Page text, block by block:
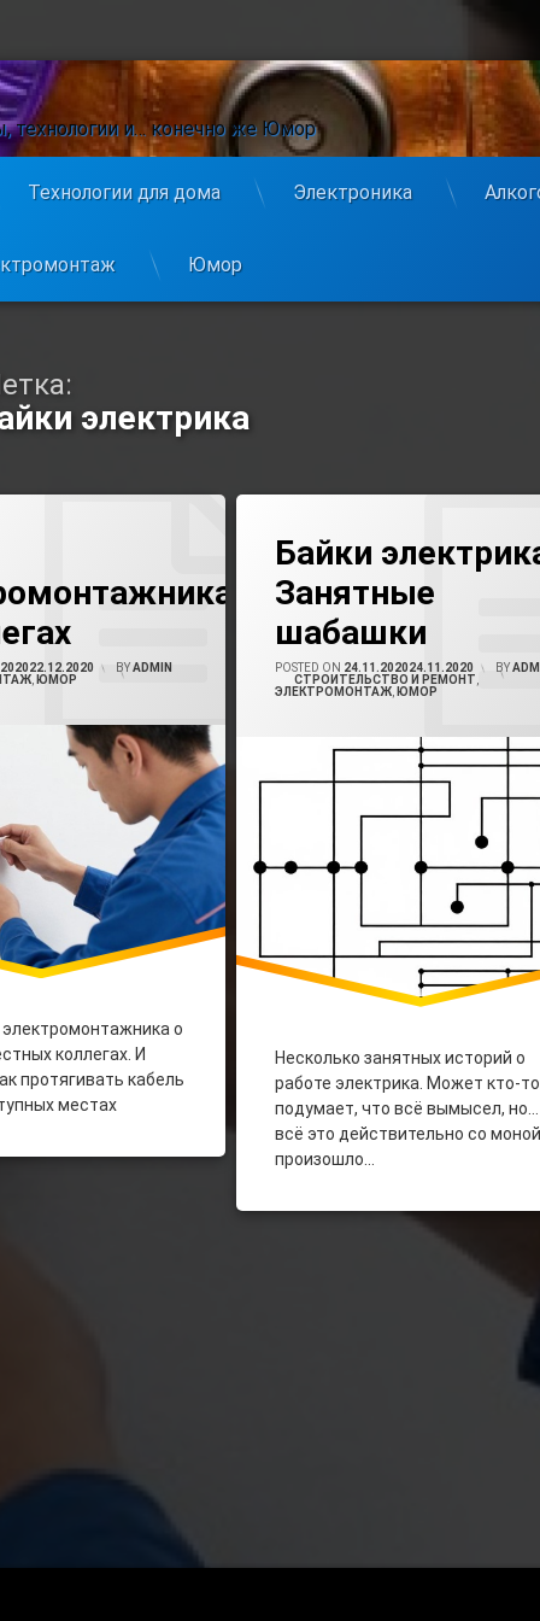
технологии и… конечно же Юмор
Технологии для дома Электроника
Юмор
электрика
22.12.2020 BYADMIN
, ЮМОР
электромонтажника о
коллегах. И
протягивать кабель
местах
Байки
Занятные
шабашки
POSTED ON 24.11.202024.11.2020 BY
CATEGORIES:
СТРОИТЕЛЬСТВО И РЕМОНТ
ЭЛЕКТРОМОНТАЖ, ЮМОР
Несколько занятных историй о
работе электрика. Может кто-то
подумает, что всё вымысел, но…
всё это действительно со моной
произошло…
Истории Электрика
О Работе Электрика